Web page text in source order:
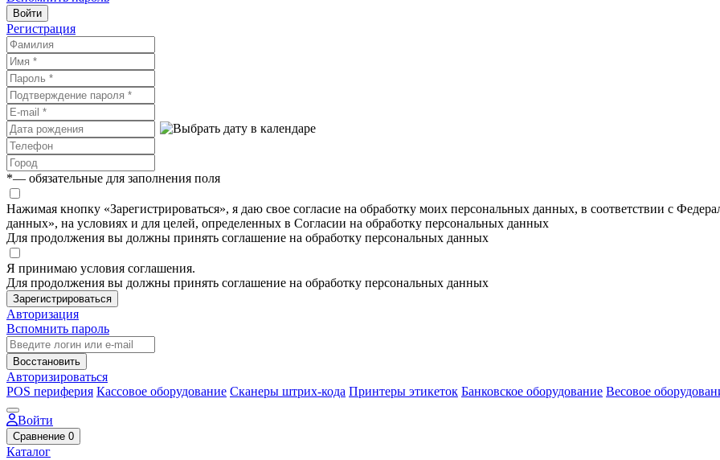
Войти
Регистрация
*— обязательные для заполнения поля
Нажимая кнопку «Зарегистрироваться», я даю свое согласие на обработку моих персональных данных, в соответствии с
данных», на условиях и для целей, определенных в Согласии на обработку персональных данных
Для продолжения вы должны принять соглашение на обработку персональных данных
Я принимаю условия соглашения.
Для продолжения вы должны принять соглашение на обработку персональных данных
Зарегистрироваться
Авторизация
Вспомнить пароль
Восстановить
Авторизироваться
POS периферия Кассовое оборудование Сканеры штрих-кода Принтеры этикеток Банковское оборудование Весовое
Войти
Сравнение 0
Каталог